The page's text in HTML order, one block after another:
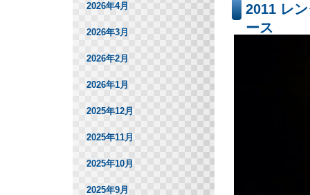
2011 レ
ース
2026年4月
2026年3月
2026年2月
2026年1月
2025年12月
2025年11月
2025年10月
2025年9月